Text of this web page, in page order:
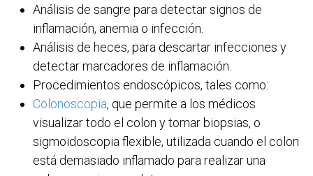
Análisis de sangre para detectar signos de
inflamación, anemia o infección.
Análisis de heces, para descartar infecciones y
detectar marcadores de inflamación.
Procedimientos endoscópicos, tales como:
Colonoscopia, que permite a los médicos
visualizar todo el colon y tomar biopsias, o
sigmoidoscopia flexible, utilizada cuando el colon
está demasiado inflamado para realizar una